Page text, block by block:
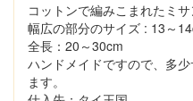
コットンで編みこまれたミサ
幅広の部分のサイズ : 13～
全長：20～30cm
ハンドメイドですので、多
ます。